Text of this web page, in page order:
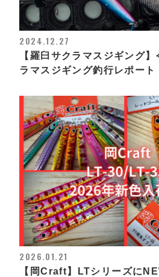
2024.12.27
【羅臼サクラマスジギング
ラマスジギング釣行レポート
2026.01.21
【岡Craft】LTシリーズに